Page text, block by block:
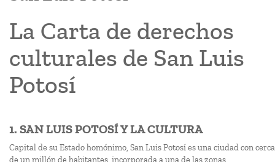
La Carta de derechos
culturales de San Luis
Potosí
1. SAN LUIS POTOSÍ Y LA CULTURA
Capital de su Estado homónimo, San Luis Potosí es una ciudad con cerca
de un millón de habitantes, incorporada a una de las zonas